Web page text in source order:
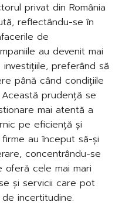
privat din România
reflectându-se în
de
au devenit mai
preferând să
până când condițiile
prudență se
mai atentă a
pe eficiență și
au început să-și
concentrându-se
cele mai mari
și servicii care pot
incertitudine.